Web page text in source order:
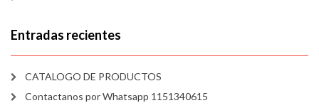
Entradas recientes
CATALOGO DE PRODUCTOS
Contactanos por Whatsapp 1151340615